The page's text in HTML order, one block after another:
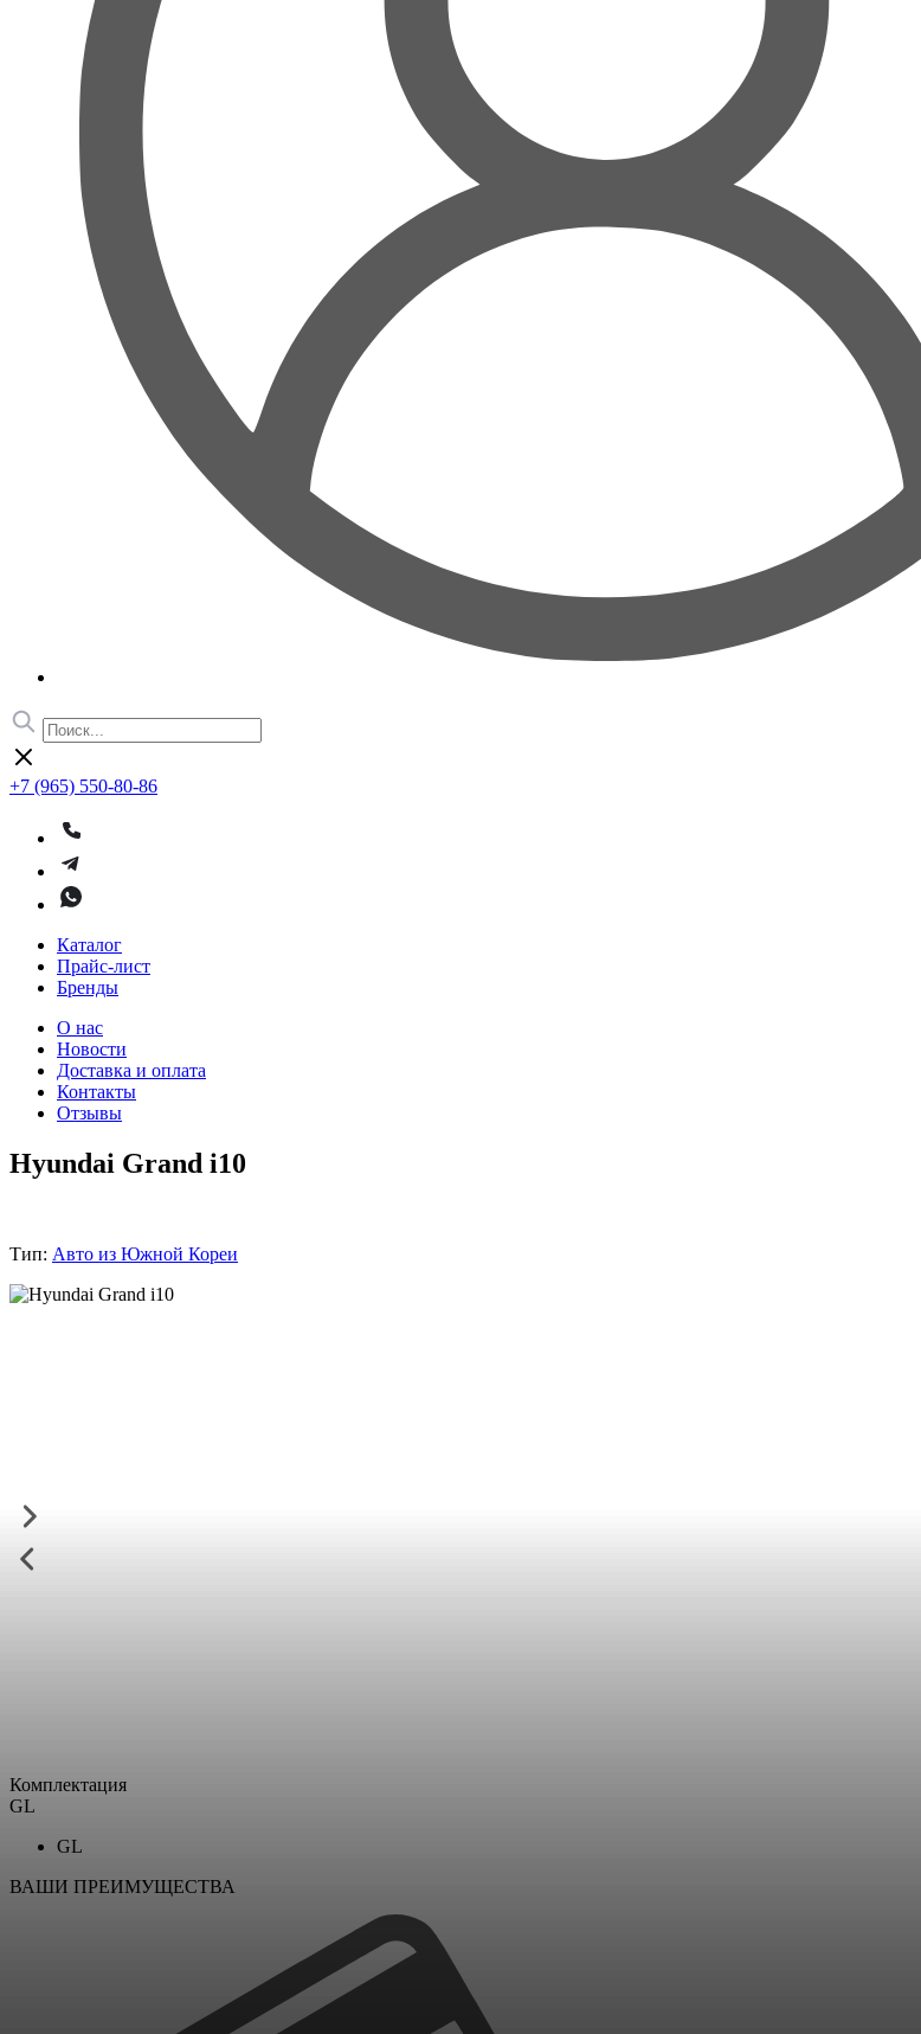
+7 (965) 550-80-86
Каталог
Прайс-лист
Бренды
О нас
Новости
Доставка и оплата
Контакты
Отзывы
Hyundai Grand i10
Тип: Авто из Южной Кореи
Комплектация
GL
GL
ВАШИ ПРЕИМУЩЕСТВА